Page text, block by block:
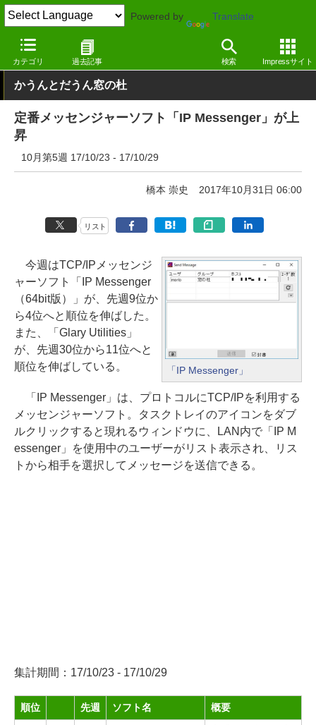
Powered by Translate
カテゴリ 過去記事 検索 Impressサイト
窓の杜 その他の話題
かうんとだうん窓の杜
定番メッセンジャーソフト「IP Messenger」が上
昇
10月第5週 17/10/23 - 17/10/29
橋本 崇史 2017年10月31日 06:00
リスト
「IP Messenger」
今週はTCP/IPメッセンジ
ャーソフト「IP Messenger
（64bit版）」が、先週9位か
ら4位へと順位を伸ばした。
また、「Glary Utilities」
が、先週30位から11位へと
順位を伸ばしている。
「IP Messenger」は、プロトコルにTCP/IPを利用する
メッセンジャーソフト。タスクトレイのアイコンをダブ
ルクリックすると現れるウィンドウに、LAN内で「IP M
essenger」を使用中のユーザーがリスト表示され、リス
トから相手を選択してメッセージを送信できる。
集計期間：17/10/23 - 17/10/29
順位 先週 ソフト名 概要